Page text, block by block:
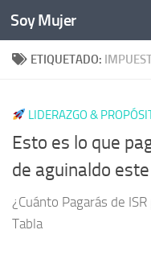
Bajo el contenido
Soy Mujer
ETIQUETADO:
LIDERAZGO &
Esto es lo que
de aguinaldo
¿Cuánto Pagarás de
Tabla